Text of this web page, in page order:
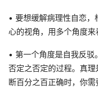
• 要想缓解病理性自恋
心的视角，用多个角度来
• 第一个角度是自我反
否定之否定的过程。真
断百分之百正确时，你